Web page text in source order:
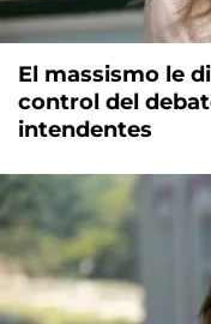
El massismo le
control del
intendentes